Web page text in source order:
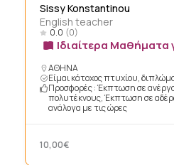
Sissy Konstantinou
English teacher
0.0 (0)
Ιδιαίτερα Μαθήματα
ΑΘΗΝΑ
Είμαι κάτοχος πτυχίου,
Προσφορές : Έκπτωση σε
πολυτέκνους, Έκπτωση σε
ανάλογα με τις ώρες
10,00€